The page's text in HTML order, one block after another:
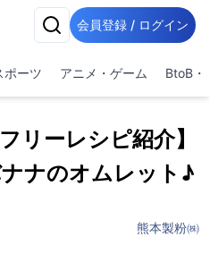
会員登録 / ログイン
ポーツ アニメ・ゲーム BtoB・
リーレシピ紹介】
ナのオムレット♪
熊本製粉㈱